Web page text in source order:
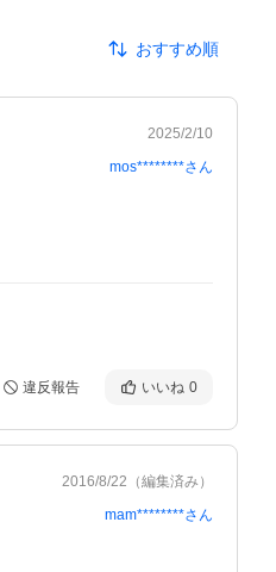
おすすめ順
2025/2/10
mos********さん
違反報告 いいね 0
2016/8/22 （編集済み）
mam********さん